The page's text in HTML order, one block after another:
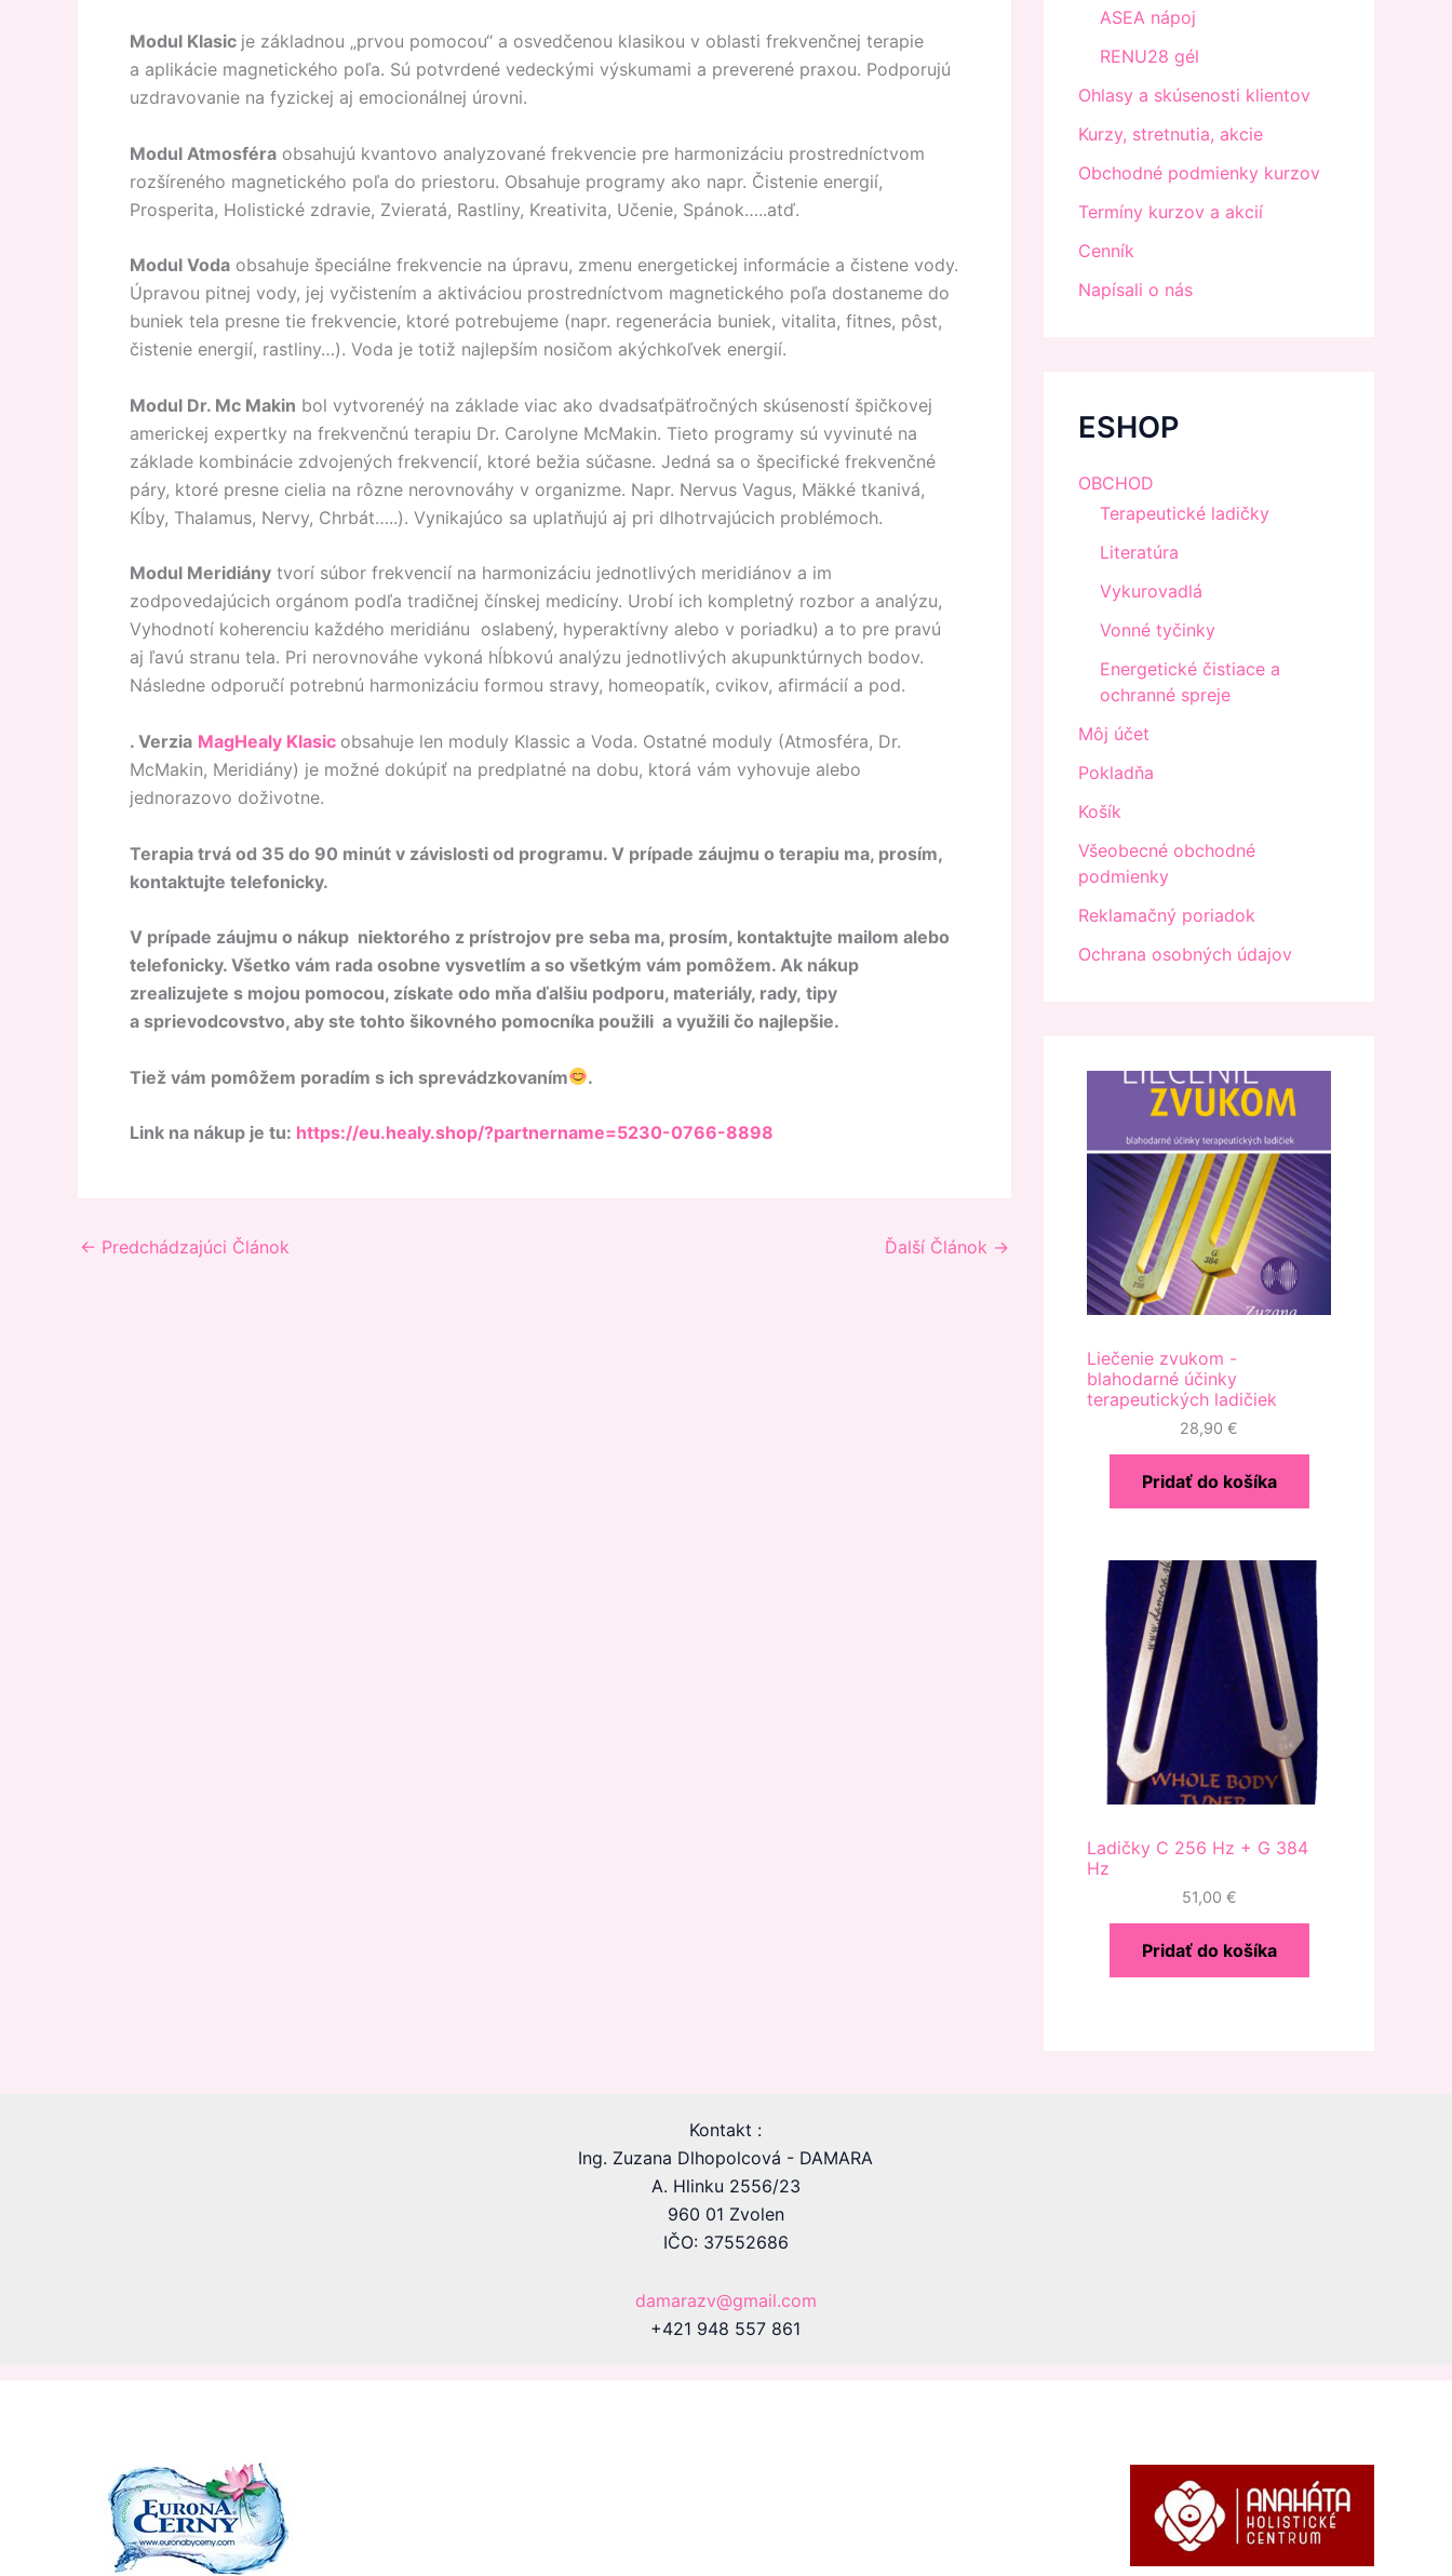
Modul Klasic je základnou „prvou pomocou“ a osvedčenou klasikou v oblasti frekvenčnej terapie
a aplikácie magnetického poľa. Sú potvrdené vedeckými výskumami a preverené praxou. Podporujú
uzdravovanie na fyzickej aj emocionálnej úrovni.
Modul Atmosféra obsahujú kvantovo analyzované frekvencie pre harmonizáciu prostredníctvom
rozšíreného magnetického poľa do priestoru. Obsahuje programy ako napr. Čistenie energií,
Prosperita, Holistické zdravie, Zvieratá, Rastliny, Kreativita, Učenie, Spánok…..atď.
Modul Voda obsahuje špeciálne frekvencie na úpravu, zmenu energetickej informácie a čistene vody.
Úpravou pitnej vody, jej vyčistením a aktiváciou prostredníctvom magnetického poľa dostaneme do
buniek tela presne tie frekvencie, ktoré potrebujeme (napr. regenerácia buniek, vitalita, fitnes, pôst,
čistenie energií, rastliny…). Voda je totiž najlepším nosičom akýchkoľvek energií.
Modul Dr. Mc Makin bol vytvorenéý na základe viac ako dvadsaťpäťročných skúseností špičkovej
americkej expertky na frekvenčnú terapiu Dr. Carolyne McMakin. Tieto programy sú vyvinuté na
základe kombinácie zdvojených frekvencií, ktoré bežia súčasne. Jedná sa o špecifické frekvenčné
páry, ktoré presne cielia na rôzne nerovnováhy v organizme. Napr. Nervus Vagus, Mäkké tkanivá,
Kĺby, Thalamus, Nervy, Chrbát…..). Vynikajúco sa uplatňujú aj pri dlhotrvajúcich problémoch.
Modul Meridiány tvorí súbor frekvencií na harmonizáciu jednotlivých meridiánov a im
zodpovedajúcich orgánom podľa tradičnej čínskej medicíny. Urobí ich kompletný rozbor a analýzu,
Vyhodnotí koherenciu každého meridiánu oslabený, hyperaktívny alebo v poriadku) a to pre pravú
aj ľavú stranu tela. Pri nerovnováhe vykoná hĺbkovú analýzu jednotlivých akupunktúrnych bodov.
Následne odporučí potrebnú harmonizáciu formou stravy, homeopatík, cvikov, afirmácií a pod.
. Verzia MagHealy Klasic obsahuje len moduly Klassic a Voda. Ostatné moduly (Atmosféra, Dr.
McMakin, Meridiány) je možné dokúpiť na predplatné na dobu, ktorá vám vyhovuje alebo
jednorazovo doživotne.
Terapia trvá od 35 do 90 minút v závislosti od programu. V prípade záujmu o terapiu ma, prosím,
kontaktujte telefonicky.
V prípade záujmu o nákup niektorého z prístrojov pre seba ma, prosím, kontaktujte mailom alebo
telefonicky. Všetko vám rada osobne vysvetlím a so všetkým vám pomôžem. Ak nákup
zrealizujete s mojou pomocou, získate odo mňa ďalšiu podporu, materiály, rady, tipy
a sprievodcovstvo, aby ste tohto šikovného pomocníka použili a využili čo najlepšie.
Tiež vám pomôžem poradím s ich sprevádzkovaním .
Link na nákup je tu: https://eu.healy.shop/?partnername=5230-0766-8898
← Predchádzajúci Článok Ďalší Článok →
ASEA nápoj
RENU28 gél
Ohlasy a skúsenosti klientov
Kurzy, stretnutia, akcie
Obchodné podmienky kurzov
Termíny kurzov a akcií
Cenník
Napísali o nás
ESHOP
OBCHOD
Terapeutické ladičky
Literatúra
Vykurovadlá
Vonné tyčinky
Energetické čistiace a
ochranné spreje
Môj účet
Pokladňa
Košík
Všeobecné obchodné
podmienky
Reklamačný poriadok
Ochrana osobných údajov
Liečenie zvukom -
blahodarné účinky
terapeutických ladičiek
28,90 €
Pridať do košíka
Ladičky C 256 Hz + G 384
Hz
51,00 €
Pridať do košíka
Kontakt :
Ing. Zuzana Dlhopolcová - DAMARA
A. Hlinku 2556/23
960 01 Zvolen
IČO: 37552686
damarazv@gmail.com
+421 948 557 861